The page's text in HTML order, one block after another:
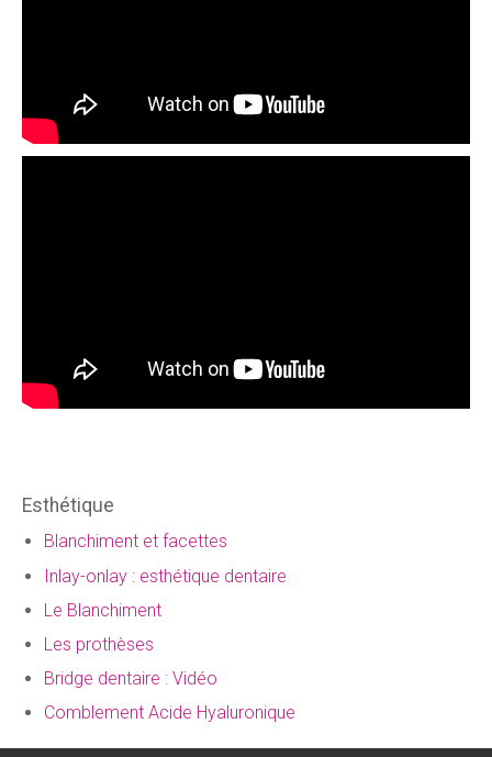
Esthétique
Blanchiment et facettes
Inlay-onlay : esthétique dentaire
Le Blanchiment
Les prothèses
Bridge dentaire : Vidéo
Comblement Acide Hyaluronique